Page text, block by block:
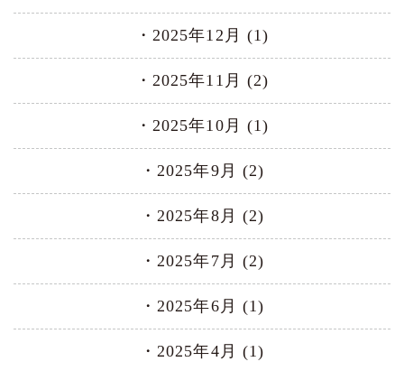
2025年12月 (1)
2025年11月 (2)
2025年10月 (1)
2025年9月 (2)
2025年8月 (2)
2025年7月 (2)
2025年6月 (1)
2025年4月 (1)